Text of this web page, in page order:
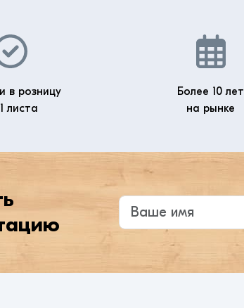
в розницу
листа
Более 10 лет
на рынке
Введите ваше имя